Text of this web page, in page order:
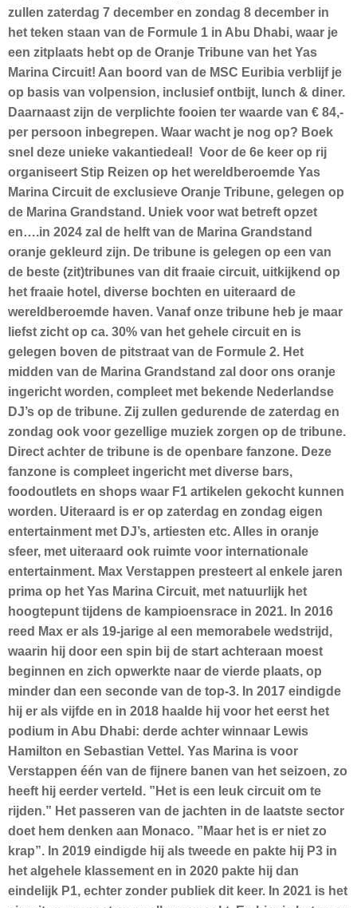
zullen zaterdag 7 december en zondag 8 december in
het teken staan van de Formule 1 in Abu Dhabi, waar je
een zitplaats hebt op de Oranje Tribune van het Yas
Marina Circuit! Aan boord van de MSC Euribia verblijf je
op basis van volpension, inclusief ontbijt, lunch & diner.
Daarnaast zijn de verplichte fooien ter waarde van € 84,-
per persoon inbegrepen. Waar wacht je nog op? Boek
snel deze unieke vakantiedeal! Voor de 6e keer op rij
organiseert Stip Reizen op het wereldberoemde Yas
Marina Circuit de exclusieve Oranje Tribune, gelegen op
de Marina Grandstand. Uniek voor wat betreft opzet
en….in 2024 zal de helft van de Marina Grandstand
oranje gekleurd zijn. De tribune is gelegen op een van
de beste (zit)tribunes van dit fraaie circuit, uitkijkend op
het fraaie hotel, diverse bochten en uiteraard de
wereldberoemde haven. Vanaf onze tribune heb je maar
liefst zicht op ca. 30% van het gehele circuit en is
gelegen boven de pitstraat van de Formule 2. Het
midden van de Marina Grandstand zal door ons oranje
ingericht worden, compleet met bekende Nederlandse
DJ’s op de tribune. Zij zullen gedurende de zaterdag en
zondag ook voor gezellige muziek zorgen op de tribune.
Direct achter de tribune is de openbare fanzone. Deze
fanzone is compleet ingericht met diverse bars,
foodoutlets en shops waar F1 artikelen gekocht kunnen
worden. Uiteraard is er op zaterdag en zondag eigen
entertainment met DJ’s, artiesten etc. Alles in oranje
sfeer, met uiteraard ook ruimte voor internationale
entertainment. Max Verstappen presteert al enkele jaren
prima op het Yas Marina Circuit, met natuurlijk het
hoogtepunt tijdens de kampioensrace in 2021. In 2016
reed Max er als 19-jarige al een memorabele wedstrijd,
waarin hij door een spin bij de start achteraan moest
beginnen en zich opwerkte naar de vierde plaats, op
minder dan een seconde van de top-3. In 2017 eindigde
hij er als vijfde en in 2018 haalde hij voor het eerst het
podium in Abu Dhabi: derde achter winnaar Lewis
Hamilton en Sebastian Vettel. Yas Marina is voor
Verstappen één van de fijnere banen van het seizoen, zo
heeft hij eerder verteld. ”Het is een leuk circuit om te
rijden.” Het passeren van de jachten in de laatste sector
doet hem denken aan Monaco. ”Maar het is er niet zo
krap”. In 2019 eindigde hij als tweede en pakte hij P3 in
het algehele klassement en in 2020 pakte hij dan
eindelijk P1, echter zonder publiek dit keer. In 2021 is het